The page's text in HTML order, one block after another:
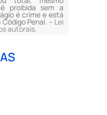
proibida sem a
é crime e está
Penal. – Lei
autorais.